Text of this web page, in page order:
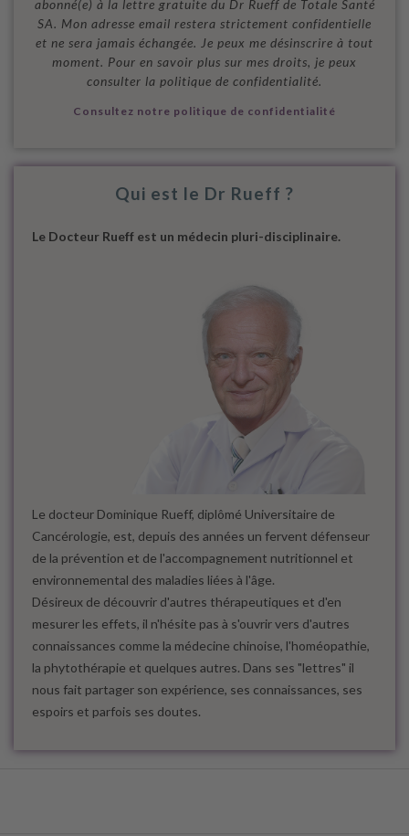
abonné(e) à la lettre gratuite du Dr Rueff de Totale Santé
SA. Mon adresse email restera strictement confidentielle
et ne sera jamais échangée. Je peux me désinscrire à tout
moment. Pour en savoir plus sur mes droits, je peux
consulter la politique de confidentialité.
Consultez notre politique de confidentialité
Qui est le Dr Rueff ?
Le Docteur Rueff est un médecin pluri-disciplinaire.
Le docteur Dominique Rueff, diplômé Universitaire de
Cancérologie, est, depuis des années un fervent défenseur
de la prévention et de l'accompagnement nutritionnel et
environnemental des maladies liées à l'âge.
Désireux de découvrir d'autres thérapeutiques et d'en
mesurer les effets, il n'hésite pas à s'ouvrir vers d'autres
connaissances comme la médecine chinoise, l'homéopathie,
la phytothérapie et quelques autres. Dans ses "lettres" il
nous fait partager son expérience, ses connaissances, ses
espoirs et parfois ses doutes.